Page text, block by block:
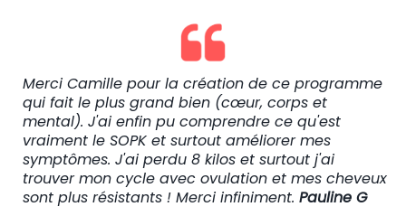
Merci Camille pour la création de ce programme
qui fait le plus grand bien (cœur, corps et
mental). J'ai enfin pu comprendre ce qu'est
vraiment le SOPK et surtout améliorer mes
symptômes. J'ai perdu 8 kilos et surtout j'ai
trouver mon cycle avec ovulation et mes cheveux
sont plus résistants ! Merci infiniment. Pauline G